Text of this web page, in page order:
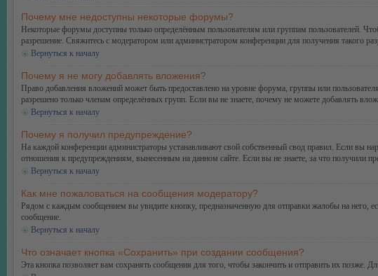
Почему мне недоступны некоторые форумы?
Некоторые форумы доступны только определённым пользователям или группам пользователей.
разрешение. Свяжитесь с модератором или администратором конференции для получения такого
Вернуться к началу
Почему я не могу добавлять вложения?
Право добавления вложений может быть предоставлено на уровне форума, группы или
разрешено только членам определённых групп. Если вы не знаете, почему не можете добавлять
Вернуться к началу
Почему я получил предупреждение?
На каждой конференции администраторы устанавливают свой собственный свод правил. Если вы
отношения к предупреждениям, вынесенным на данном сайте. Если вы не знаете, за что получили
Вернуться к началу
Как мне пожаловаться на сообщения модератору?
Рядом с каждым сообщением вы увидите кнопку, предназначенную для отправки жалобы на него,
сообщение.
Вернуться к началу
Что означает кнопка «Сохранить» при создании сообщения?
Эта кнопка позволяет вам сохранять сообщения для того, чтобы закончить и отправить их позже.